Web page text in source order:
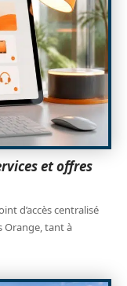
et offres
d’accès centralisé
Orange, tant à